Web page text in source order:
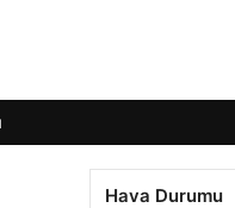
Hava Durumu